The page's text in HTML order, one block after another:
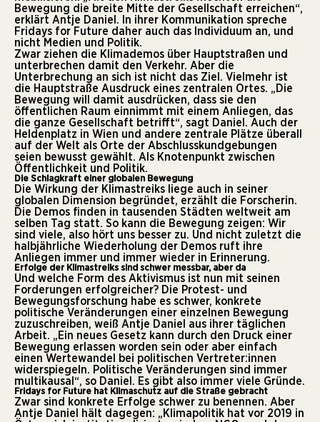
Bewegung die breite Mitte der Gesellschaft erreichen“,
erklärt Antje Daniel. In ihrer Kommunikation spreche
Fridays for Future daher auch das Individuum an, und
nicht Medien und Politik.
Zwar ziehen die Klimademos über Hauptstraßen und
unterbrechen damit den Verkehr. Aber die
Unterbrechung an sich ist nicht das Ziel. Vielmehr ist
die Hauptstraße Ausdruck eines zentralen Ortes. „Die
Bewegung will damit ausdrücken, dass sie den
öffentlichen Raum einnimmt mit einem Anliegen, das
die ganze Gesellschaft betrifft“, sagt Daniel. Auch der
Heldenplatz in Wien und andere zentrale Plätze überall
auf der Welt als Orte der Abschlusskundgebungen
seien bewusst gewählt. Als Knotenpunkt zwischen
Öffentlichkeit und Politik.
Die Schlagkraft einer globalen Bewegung
Die Wirkung der Klimastreiks liege auch in seiner
globalen Dimension begründet, erzählt die Forscherin.
Die Demos finden in tausenden Städten weltweit am
selben Tag statt. So kann die Bewegung zeigen: Wir
sind viele, also hört uns besser zu. Und nicht zuletzt die
halbjährliche Wiederholung der Demos ruft ihre
Anliegen immer und immer wieder in Erinnerung.
Erfolge der Klimastreiks sind schwer messbar, aber da
Und welche Form des Aktivismus ist nun mit seinen
Forderungen erfolgreicher? Die Protest- und
Bewegungsforschung habe es schwer, konkrete
politische Veränderungen einer einzelnen Bewegung
zuzuschreiben, weiß Antje Daniel aus ihrer täglichen
Arbeit. „Ein neues Gesetz kann durch den Druck einer
Bewegung erlassen worden sein oder aber einfach
einen Wertewandel bei politischen Vertreter:innen
widerspiegeln. Politische Veränderungen sind immer
multikausal“, so Daniel. Es gibt also immer viele Gründe.
Fridays for Future hat Klimaschutz auf die Straße gebracht
Zwar sind konkrete Erfolge schwer zu benennen. Aber
Antje Daniel hält dagegen: „Klimapolitik hat vor 2019 in